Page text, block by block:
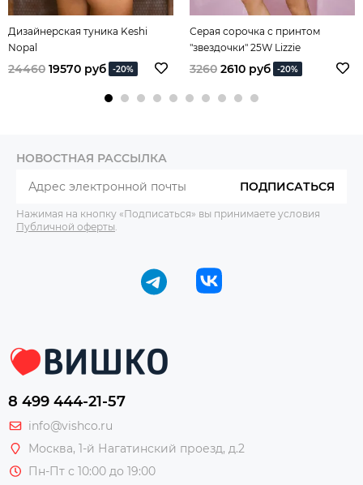
Дизайнерская туника Keshi
Nopal
24460 19570 руб -20%
Серая сорочка с принтом
"звездочки" 25W Lizzie
3260 2610 руб -20%
НОВОСТНАЯ РАССЫЛКА
ПОДПИСАТЬСЯ
Нажимая на кнопку «Подписаться» вы принимаете условия
Публичной оферты
8 499 444-21-57
info@vishco.ru
Москва, 1-й Нагатинский проезд, д.2
Пн-Пт с 10:00 до 19:00